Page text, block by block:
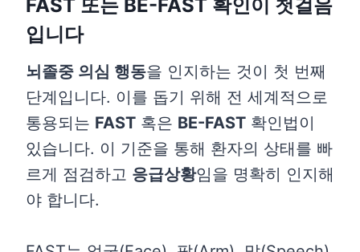
FAST 또는 BE-FAST 확인이 첫걸음
입니다
뇌졸중 의심 행동을 인지하는 것이 첫 번째
단계입니다. 이를 돕기 위해 전 세계적으로
통용되는 FAST 혹은 BE-FAST 확인법이
있습니다. 이 기준을 통해 환자의 상태를 빠
르게 점검하고 응급상황임을 명확히 인지해
야 합니다.